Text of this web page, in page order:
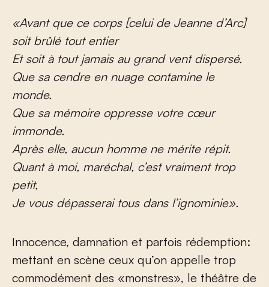
«Avant que ce corps [celui de Jeanne d’Arc]
soit brûlé tout entier
Et soit à tout jamais au grand vent dispersé.
Que sa cendre en nuage contamine le
monde.
Que sa mémoire oppresse votre cœur
immonde.
Après elle, aucun homme ne mérite répit.
Quant à moi, maréchal, c’est vraiment trop
petit,
Je vous dépasserai tous dans l’ignominie».
Innocence, damnation et parfois rédemption:
mettant en scène ceux qu’on appelle trop
commodément des «monstres», le théâtre de